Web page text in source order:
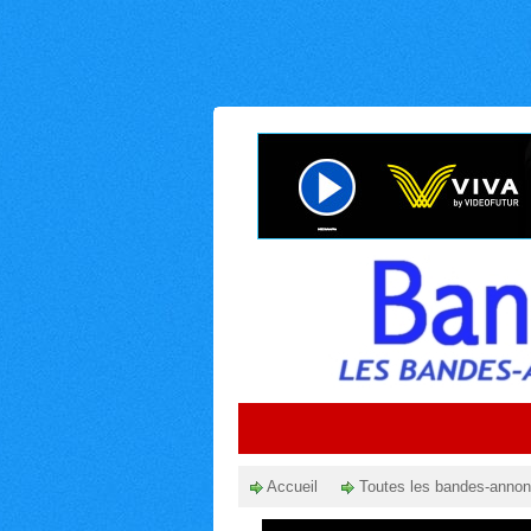
Accueil Toutes les bandes-